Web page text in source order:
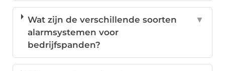
Wat zijn de verschillende soorten
alarmsystemen voor
bedrijfspanden?
▼